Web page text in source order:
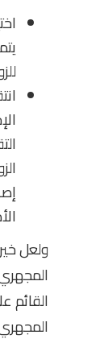
ولعل
القائم